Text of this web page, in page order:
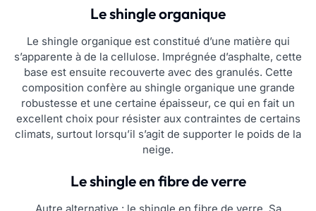
Le shingle organique
Le shingle organique est constitué d’une matière qui
s’apparente à de la cellulose. Imprégnée d’asphalte, cette
base est ensuite recouverte avec des granulés. Cette
composition confère au shingle organique une grande
robustesse et une certaine épaisseur, ce qui en fait un
excellent choix pour résister aux contraintes de certains
climats, surtout lorsqu’il s’agit de supporter le poids de la
neige.
Le shingle en fibre de verre
Autre alternative : le shingle en fibre de verre. Sa